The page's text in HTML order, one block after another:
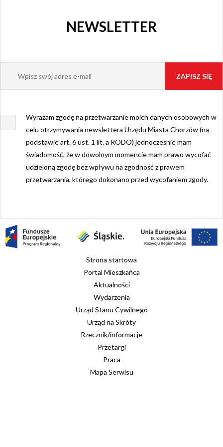
NEWSLETTER
Wyrażam zgodę na przetwarzanie moich danych osobowych w
celu otrzymywania newslettera Urzędu Miasta Chorzów (na
podstawie art. 6 ust. 1 lit. a RODO) jednocześnie mam
świadomość, że w dowolnym momencie mam prawo wycofać
udzieloną zgodę bez wpływu na zgodność z prawem
przetwarzania, którego dokonano przed wycofaniem zgody.
Strona startowa
Portal Mieszkańca
Aktualności
Wydarzenia
Urząd Stanu Cywilnego
Urząd na Skróty
Rzecznik/informacje
Przetargi
Praca
Mapa Serwisu